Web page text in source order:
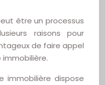
être un processus
raisons pour
de faire appel
immobilière.
immobilière dispose